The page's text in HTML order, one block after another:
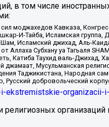
в том числе
моджахедов Кавказа,
И-Тайба, Исламская
Исламский джихад, Аль-
Аллаха Субхану уа Тагьаля
Катиба Таухид валь-Джихад,
джамаат, Мусульманская
Таджикистана, Народная
Русский добровольческий
ekstremistskie-organizacii-